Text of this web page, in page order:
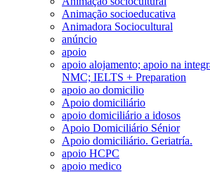
Animação socioeducativa
Animadora Sociocultural
anúncio
apoio
apoio alojamento; apoio na
NMC; IELTS + Preparation
apoio ao domicilio
Apoio domiciliário
apoio domiciliário a idosos
Apoio Domiciliário Sénior
Apoio domiciliário. Geriatría.
apoio HCPC
apoio medico